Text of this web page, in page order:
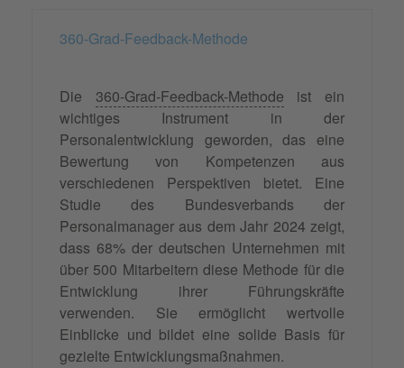
360-Grad-Feedback-Methode
Die 360-Grad-Feedback-Methode ist ein
wichtiges Instrument in der
Personalentwicklung geworden, das eine
Bewertung von Kompetenzen aus
verschiedenen Perspektiven bietet. Eine
Studie des Bundesverbands der
Personalmanager aus dem Jahr 2024 zeigt,
dass 68% der deutschen Unternehmen mit
über 500 Mitarbeitern diese Methode für die
Entwicklung ihrer Führungskräfte
verwenden. Sie ermöglicht wertvolle
Einblicke und bildet eine solide Basis für
gezielte Entwicklungsmaßnahmen.